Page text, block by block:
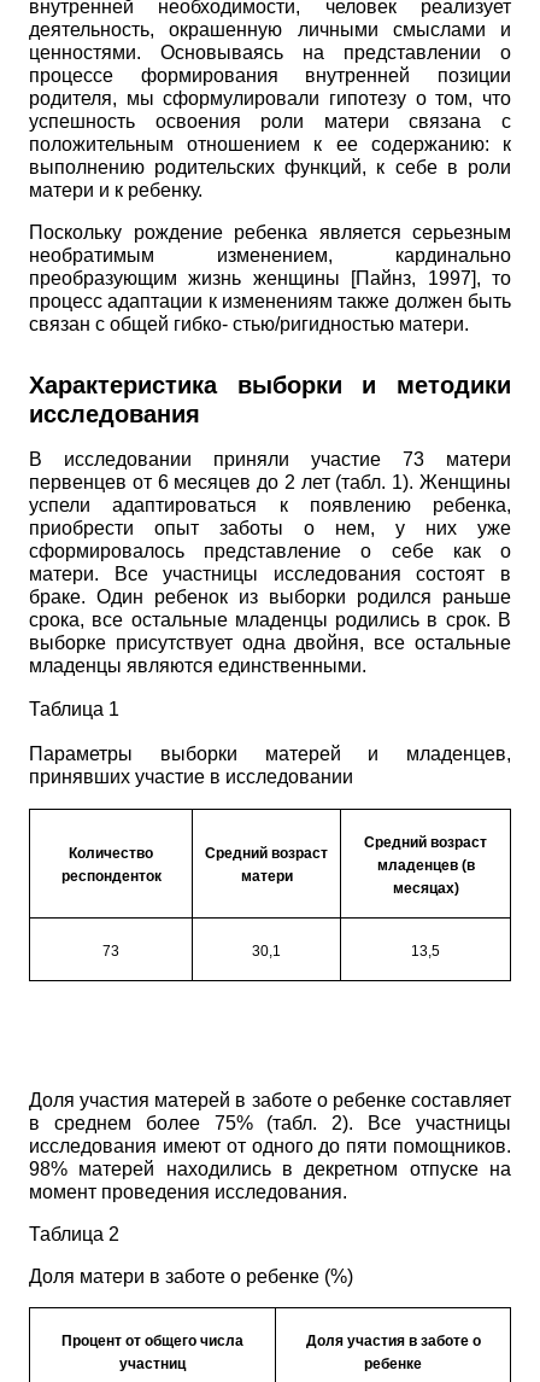
внутренней необходимости, человек реализует
деятельность, окрашенную личными смыслами и
ценностями. Основываясь на представлении о
процессе формирования внутренней позиции
родителя, мы сформулировали гипотезу о том, что
успешность освоения роли матери связана с
положительным отношением к ее содержанию: к
выполнению родительских функций, к себе в роли
матери и к ребенку.
Поскольку рождение ребенка является серьезным
необратимым изменением, кардинально
преобразующим жизнь женщины
[Пайнз, 1997], то
процесс адаптации к изменениям также должен быть
связан с общей гибко- стью/ригидностью матери.
Характеристика выборки и методики
исследования
В исследовании приняли участие 73 матери
первенцев от 6 месяцев до 2 лет (табл. 1). Женщины
успели адаптироваться к появлению ребенка,
приобрести опыт заботы о нем, у них уже
сформировалось представление о себе как о
матери. Все участницы исследования состоят в
браке. Один ребенок из выборки родился раньше
срока, все остальные младенцы родились в срок. В
выборке присутствует одна двойня, все остальные
младенцы являются единственными.
Таблица 1
Параметры выборки матерей и младенцев,
принявших участие в исследовании
Количество
респонденток
Средний возраст
матери
Средний возраст
младенцев (в
месяцах)
73 30,1 13,5
Доля участия матерей в заботе о ребенке составляет
в среднем более 75% (табл. 2). Все участницы
исследования имеют от одного до пяти помощников.
98% матерей находились в декретном отпуске на
момент проведения исследования.
Таблица 2
Доля матери в заботе о ребенке (%)
Процент от общего числа
участниц
Доля участия в заботе о
ребенке